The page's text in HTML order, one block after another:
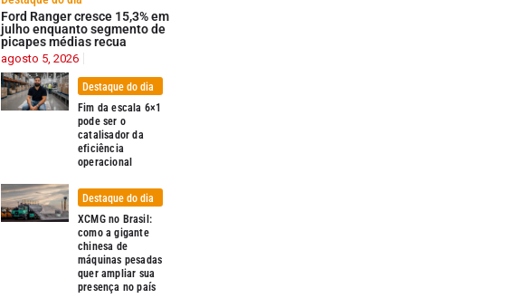
Ford Ranger cresce 15,3% em
julho enquanto segmento de
picapes médias recua
agosto 5, 2026
Destaque do dia
Fim da escala 6×1
pode ser o
catalisador da
eficiência
operacional
Destaque do dia
XCMG no Brasil:
como a gigante
chinesa de
máquinas pesadas
quer ampliar sua
presença no país